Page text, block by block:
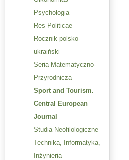
Psychologia
Res Politicae
Rocznik polsko-
ukraiński
Seria Matematyczno-
Przyrodnicza
Sport and Tourism.
Central European
Journal
Studia Neofilologiczne
Technika, Informatyka,
Inżynieria